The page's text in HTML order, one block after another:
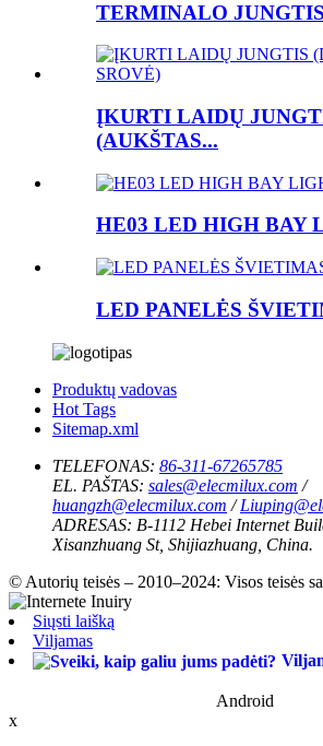
TERMINALO JUNGTIS
ĮKURTI LAIDŲ
(AUKŠTAS...
HE03 LED HIGH BAY
LED PANELĖS
Produktų vadovas
Hot Tags
Sitemap.xml
TELEFONAS: 86-311-67265785
EL. PAŠTAS: sales@elecmilux.com /
huangzh@elecmilux.com /
ADRESAS: B-1112 Hebei Internet
Xisanzhuang St, Shijiazhuang, China.
© Autorių teisės – 2010–2024: Visos teisės
Siųsti laišką
Viljamas
Android
x